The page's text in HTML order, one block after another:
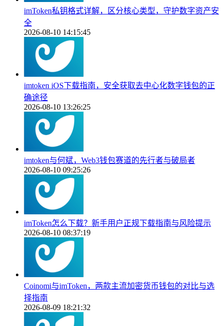
imToken私钥格式详解，区分核心类型，守护数字资产安
全
2026-08-10 14:15:45
imtoken iOS下载指南，安全获取去中心化数字钱包的正
确途径
2026-08-10 13:26:25
imtoken与何斌，Web3钱包赛道的先行者与破局者
2026-08-10 09:25:26
imToken怎么下载？新手用户正规下载指南与风险提示
2026-08-10 08:37:19
Coinomi与imToken，两款主流加密货币钱包的对比与选
择指南
2026-08-09 18:21:32